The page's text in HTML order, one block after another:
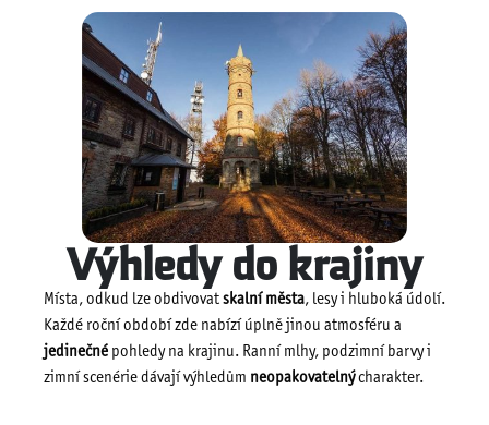
Výhledy do krajiny
Místa, odkud lze obdivovat skalní města, lesy i hluboká údolí.
Každé roční období zde nabízí úplně jinou atmosféru a
jedinečné pohledy na krajinu. Ranní mlhy, podzimní barvy i
zimní scenérie dávají výhledům neopakovatelnýcharakter.